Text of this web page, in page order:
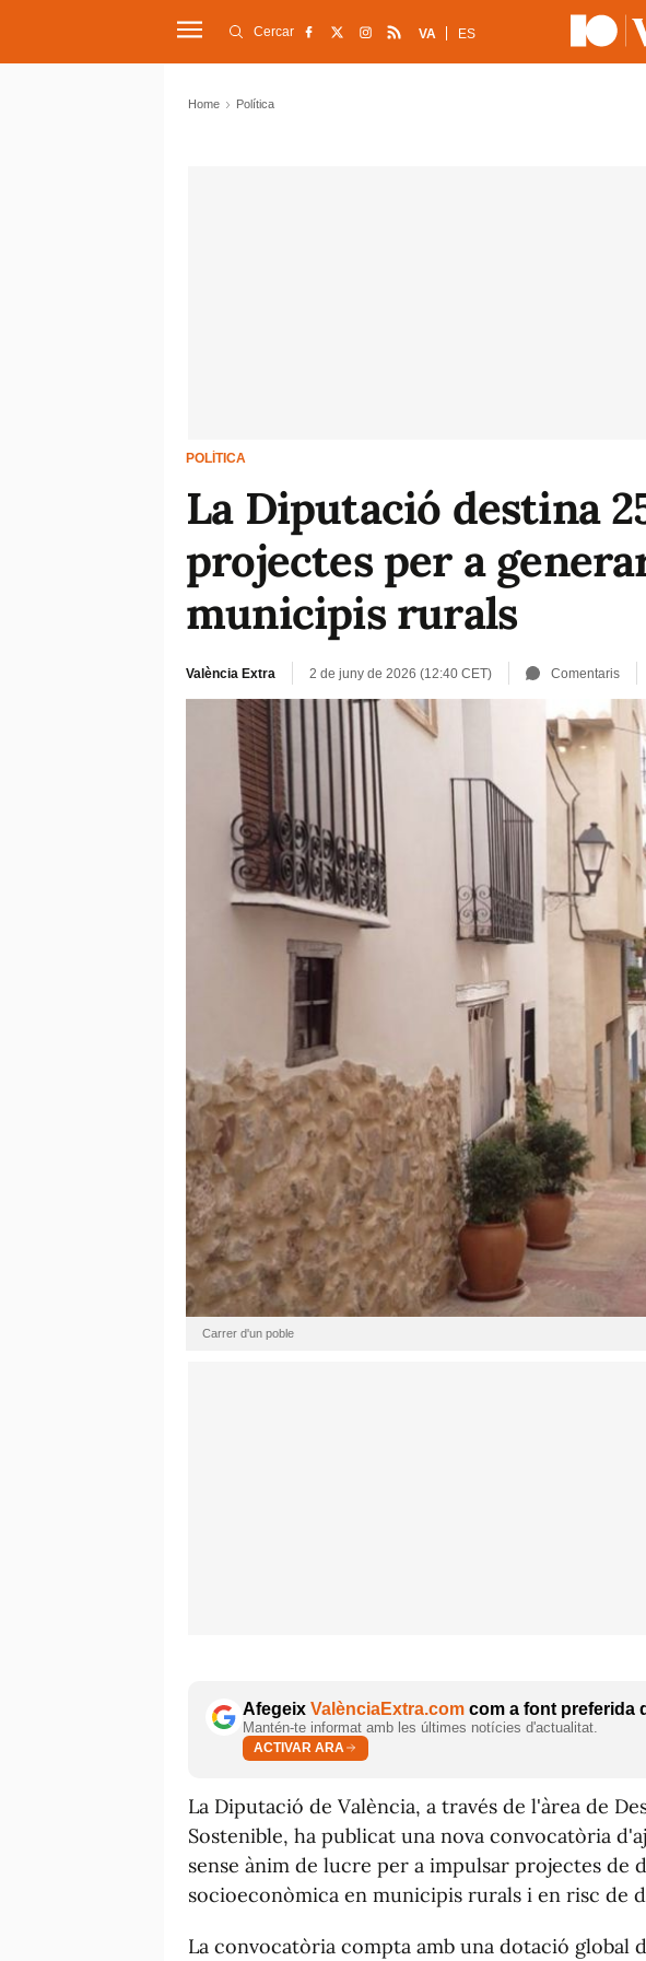
Cercar VA ES
Home Política
POLÍTICA
La Diputació destina
projectes per a
municipis rurals
València Extra 2 de juny de 2026 (12:40 CET) Comentaris
Carrer d'un poble
Afegeix ValènciaExtra.com com a font preferida
Mantén-te informat amb les últimes notícies d'actualitat.
ACTIVAR ARA
La Diputació de València, a través de l'àrea de
Sostenible, ha publicat una nova convocatòria
sense ànim de lucre per a impulsar projectes de
socioeconòmica en municipis rurals i en risc de
La convocatòria compta amb una dotació global